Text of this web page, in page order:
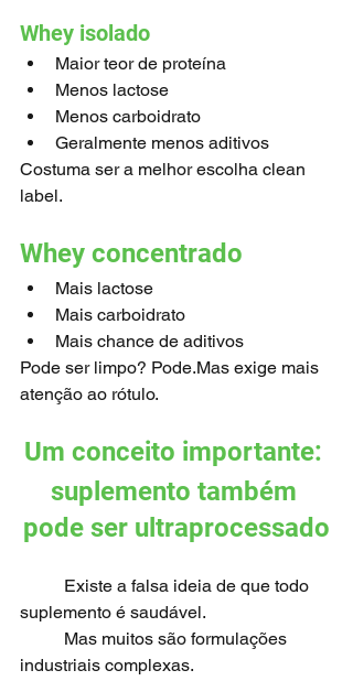
Whey isolado
Maior teor de proteína
Menos lactose
Menos carboidrato
Geralmente menos aditivos
Costuma ser a melhor escolha clean
label.
Whey concentrado
Mais lactose
Mais carboidrato
Mais chance de aditivos
Pode ser limpo? Pode.Mas exige mais
atenção ao rótulo.
Um conceito importante:
suplemento também
pode ser ultraprocessado
suplemento é saudável.
industriais complexas.